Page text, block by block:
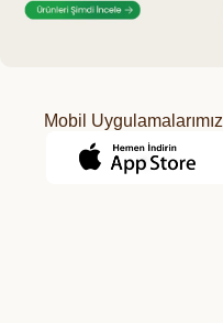
Mobil Uygulamalarımız